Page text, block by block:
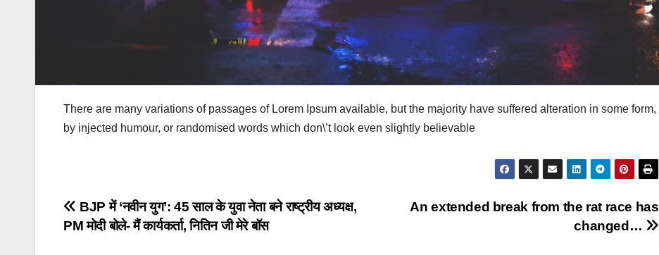
There are many variations of passages of Lorem Ipsum available, but the majority have suffered alteration in some form,
by injected humour, or randomised words which don\’t look even slightly believable
Post
navigation
An extended break from the rat race has
changed…
BJP में ‘नवीन युग’: 45 साल के युवा नेता बने राष्ट्रीय अध्यक्ष,
PM मोदी बोले- मैं कार्यकर्ता, नितिन जी मेरे बॉस